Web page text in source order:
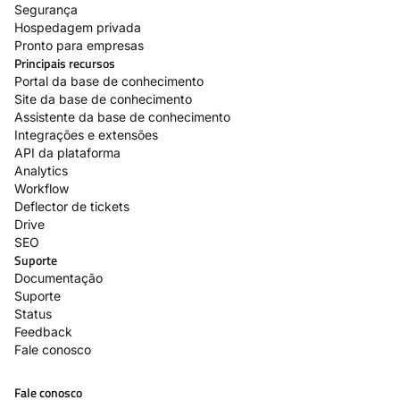
Segurança
Hospedagem privada
Pronto para empresas
Principais recursos
Portal da base de conhecimento
Site da base de conhecimento
Assistente da base de conhecimento
Integrações e extensões
API da plataforma
Analytics
Workflow
Deflector de tickets
Drive
SEO
Suporte
Documentação
Suporte
Status
Feedback
Fale conosco
Fale conosco